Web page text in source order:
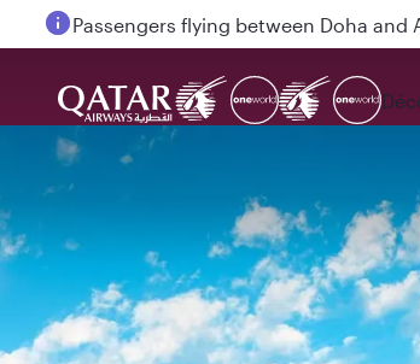
Passengers flying between Doha and